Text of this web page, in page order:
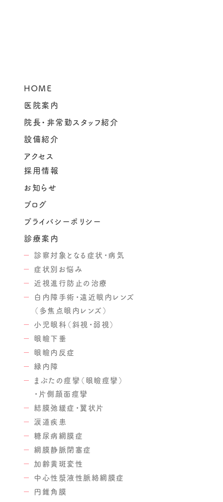
HOME
医院案内
院長・非常勤スタッフ紹介
設備紹介
アクセス
採用情報
お知らせ
ブログ
プライバシーポリシー
診療案内
診察対象となる症状・病気
症状別お悩み
近視進行防止の治療
白内障手術・遠近眼内レンズ
（多焦点眼内レンズ）
小児眼科（斜視・弱視）
眼瞼下垂
眼瞼内反症
緑内障
まぶたの痙攣（眼瞼痙攣）
・片側顔面痙攣
結膜弛緩症・翼状片
涙道疾患
糖尿病網膜症
網膜静脈閉塞症
加齢黄斑変性
中心性漿液性脈絡網膜症
円錐角膜